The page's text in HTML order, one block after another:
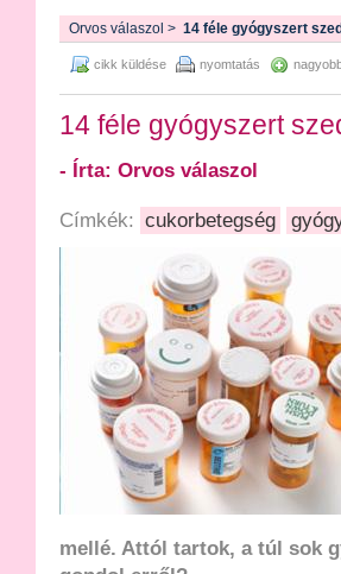
Orvos válaszol > 14 féle gyógyszert
cikk küldése nyomtatás
14 féle gyógyszert
- Írta: Orvos válaszol
Címkék: cukorbetegség
mellé. Attól tartok, a túl sok